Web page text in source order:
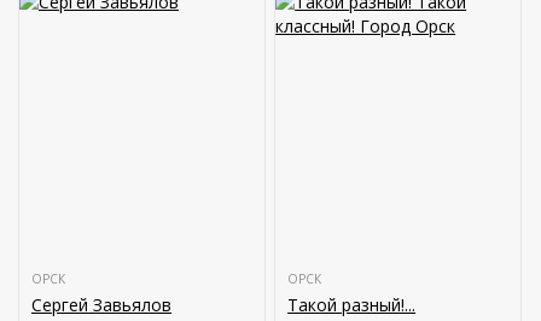
ОРСК
Сергей Завьялов
ОРСК
Такой разный!...